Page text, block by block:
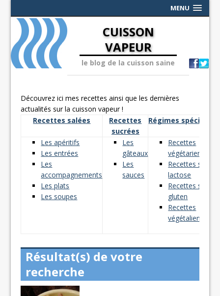
MENU
CUISSON
VAPEUR
le blog de la cuisson saine
Découvrez ici mes recettes ainsi que les dernières
actualités sur la cuisson vapeur !
Recettes salées
Recettes
sucrées
Régimes spéciaux
Les apéritifs
Les entrées
Les
accompagnements
Les plats
Les soupes
Les
gâteaux
Les
sauces
Recettes
végétariennes
Recettes sans
lactose
Recettes sans
gluten
Recettes
végétaliennes
Résultat(s) de votre
recherche